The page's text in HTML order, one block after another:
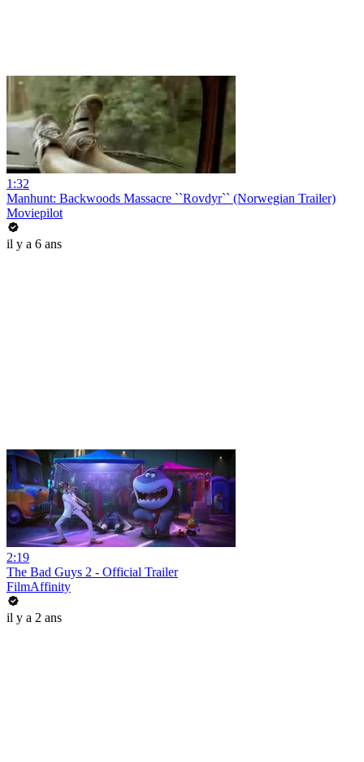
1:32
Manhunt: Backwoods Massacre ``Rovdyr`` (Norwegian Trailer)
Moviepilot
il y a 6 ans
2:19
The Bad Guys 2 - Official Trailer
FilmAffinity
il y a 2 ans